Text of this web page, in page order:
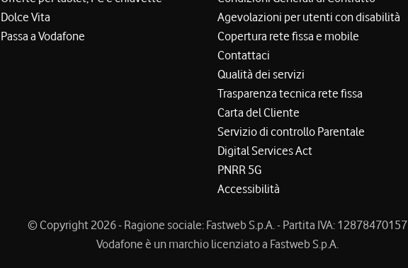
Dolce Vita
Passa a Vodafone
Agevolazioni per utenti con disabilità
Copertura rete fissa e mobile
Contattaci
Qualità dei servizi
Trasparenza tecnica rete fissa
Carta del Cliente
Servizio di controllo Parentale
Digital Services Act
PNRR 5G
Accessibilità
© Copyright 2026 - Ragione sociale: Fastweb S.p.A. - Partita IVA: 12878470157
Vodafone è un marchio licenziato a Fastweb S.p.A.